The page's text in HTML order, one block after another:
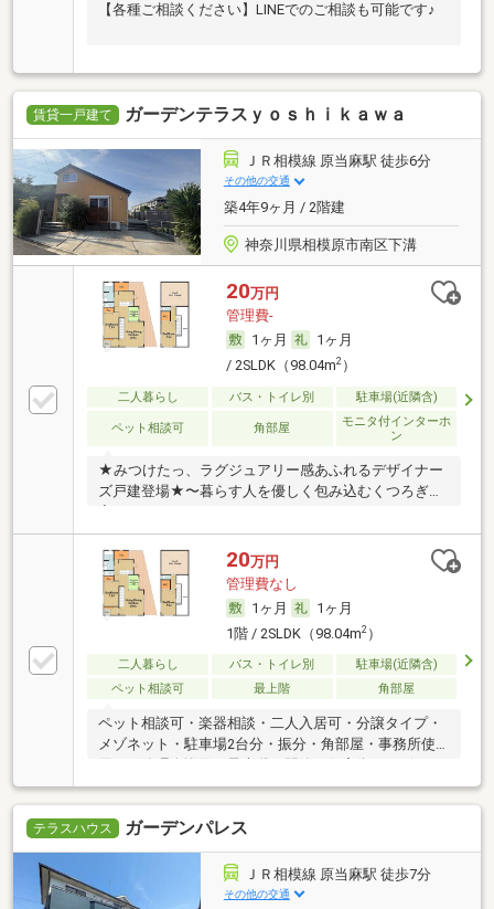
【各種ご相談ください】LINEでのご相談も可能です♪
賃貸一戸建て ガーデンテラスｙｏｓｈｉｋａｗａ
ＪＲ相模線 原当麻駅 徒歩6分
その他の交通
築4年9ヶ月 / 2階建
神奈川県相模原市南区下溝
20万円
管理費-
1ヶ月
1ヶ月
/ 2SLDK（98.04m2）
二人暮らし バス・トイレ別 駐車場(近隣含)
ペット相談可 角部屋
モニタ付インターホ
ン
★みつけたっ、ラグジュアリー感あふれるデザイナー
ズ戸建登場★〜暮らす人を優しく包み込むくつろぎの
家〜
20万円
管理費なし
1ヶ月
1ヶ月
1階 / 2SLDK（98.04m2）
二人暮らし バス・トイレ別
駐車場(近隣含)
ペット相談可
最上階 角部屋
ペット相談可・楽器相談・二人入居可・分譲タイプ・
メゾネット・駐車場2台分・振分・角部屋・事務所使
ーズ物件
テラスハウス ガーデンパレス
ＪＲ相模線 原当麻駅 徒歩7分
その他の交通